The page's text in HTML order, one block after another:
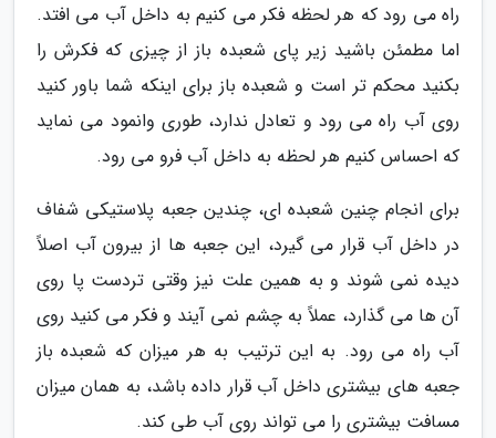
راه می رود که هر لحظه فکر می کنیم به داخل آب می افتد.
اما مطمئن باشید زیر پای شعبده باز از چیزی که فکرش را
بکنید محکم تر است و شعبده باز برای اینکه شما باور کنید
روی آب راه می رود و تعادل ندارد، طوری وانمود می نماید
که احساس کنیم هر لحظه به داخل آب فرو می رود.
برای انجام چنین شعبده ای، چندین جعبه پلاستیکی شفاف
در داخل آب قرار می گیرد، این جعبه ها از بیرون آب اصلاً
دیده نمی شوند و به همین علت نیز وقتی تردست پا روی
آن ها می گذارد، عملاً به چشم نمی آیند و فکر می کنید روی
آب راه می رود. به این ترتیب به هر میزان که شعبده باز
جعبه های بیشتری داخل آب قرار داده باشد، به همان میزان
مسافت بیشتری را می تواند روی آب طی کند.